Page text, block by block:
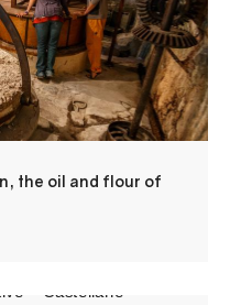
the oil and flour of